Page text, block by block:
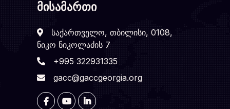
მისამართი
საქართველო, თბილისი, 0108,
ნიკო ნიკოლაძის 7
+995 322931335
gacc@gaccgeorgia.org